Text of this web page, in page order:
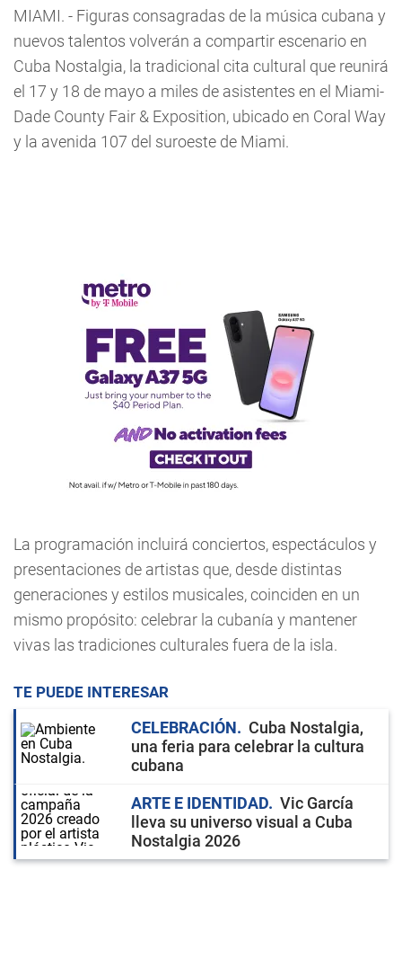
MIAMI. - Figuras consagradas de la música cubana y
nuevos talentos volverán a compartir escenario en
Cuba Nostalgia, la tradicional cita cultural que reunirá
el 17 y 18 de mayo a miles de asistentes en el Miami-
Dade County Fair & Exposition, ubicado en Coral Way
y la avenida 107 del suroeste de Miami.
La programación incluirá conciertos, espectáculos y
presentaciones de artistas que, desde distintas
generaciones y estilos musicales, coinciden en un
mismo propósito: celebrar la cubanía y mantener
vivas las tradiciones culturales fuera de la isla.
TE PUEDE INTERESAR
CELEBRACIÓN
Cuba Nostalgia,
una feria para celebrar la cultura
cubana
ARTE E IDENTIDAD
Vic García
lleva su universo visual a Cuba
Nostalgia 2026